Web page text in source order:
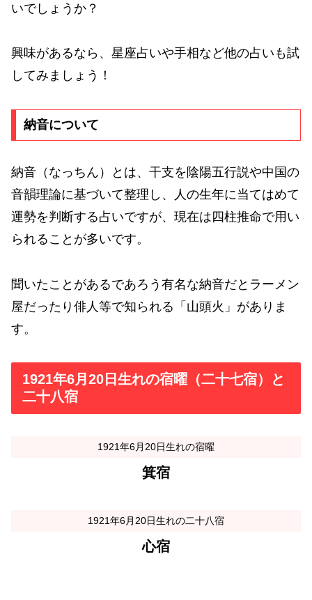
いでしょうか？
興味があるなら、星座占いや手相など他の占いも試
してみましょう！
納音について
納音（なっちん）とは、干支を陰陽五行説や中国の
音韻理論に基づいて整理し、人の生年に当てはめて
運勢を判断する占いですが、現在は四柱推命で用い
られることが多いです。
聞いたことがあるであろう有名な納音だとラーメン
屋だったり俳人等で知られる「山頭火」がありま
す。
1921年6月20日生れの宿曜（二十七宿）と
二十八宿
1921年6月20日生れの宿曜
箕宿
1921年6月20日生れの二十八宿
心宿